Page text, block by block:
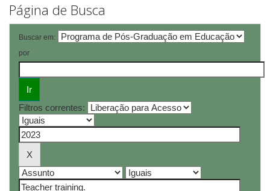
Página de Busca
Buscar em:
por
Filtros correntes: